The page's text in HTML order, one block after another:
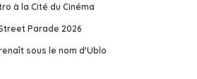
à la Cité du Cinéma
Parade 2026
sous le nom d'Ublo